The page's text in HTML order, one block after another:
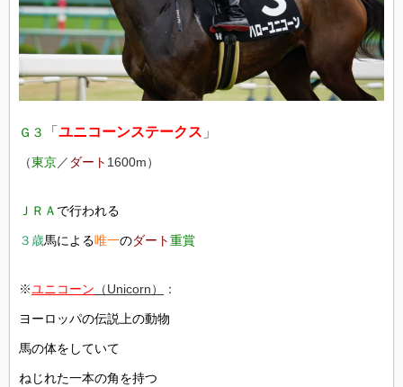
Ｇ３ 「 ユニコーンステークス 」
（東京／ ダート 1600m）
ＪＲＡ で行われる
３歳馬による唯一のダート重賞
※ユニコーン （Unicorn） ：
ヨーロッパの伝説上の動物
馬の体をしていて
ねじれた一本の角を持つ